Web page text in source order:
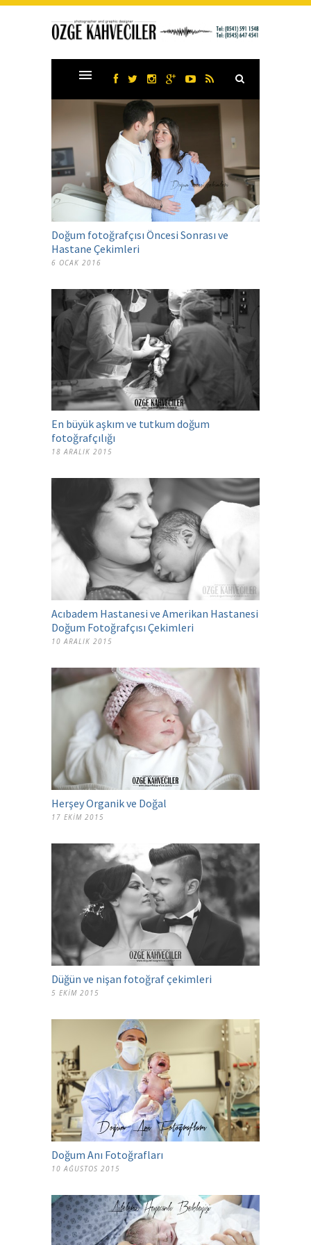
Doğum fotoğrafçısı Öncesi Sonrası ve
Hastane Çekimleri
6 OCAK 2016
En büyük aşkım ve tutkum doğum
fotoğrafçılığı
18 ARALIK 2015
Acıbadem Hastanesi ve Amerikan Hastanesi
Doğum Fotoğrafçısı Çekimleri
10 ARALIK 2015
Herşey Organik ve Doğal
17 EKIM 2015
Düğün ve nişan fotoğraf çekimleri
5 EKIM 2015
Doğum Anı Fotoğrafları
10 AĞUSTOS 2015